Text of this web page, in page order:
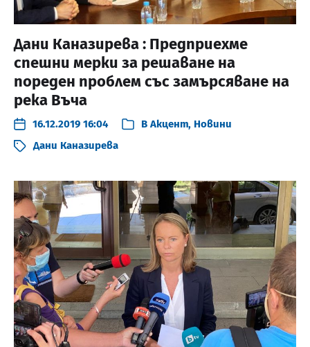
Дани Каназирева : Предприехме
спешни мерки за решаване на
пореден проблем със замърсяване на
река Въча
16.12.2019 16:04 В Акцент, Новини
Дани Каназирева